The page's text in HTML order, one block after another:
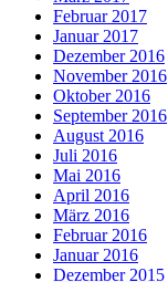
Februar 2017
Januar 2017
Dezember 2016
November 2016
Oktober 2016
September 2016
August 2016
Juli 2016
Mai 2016
April 2016
März 2016
Februar 2016
Januar 2016
Dezember 2015